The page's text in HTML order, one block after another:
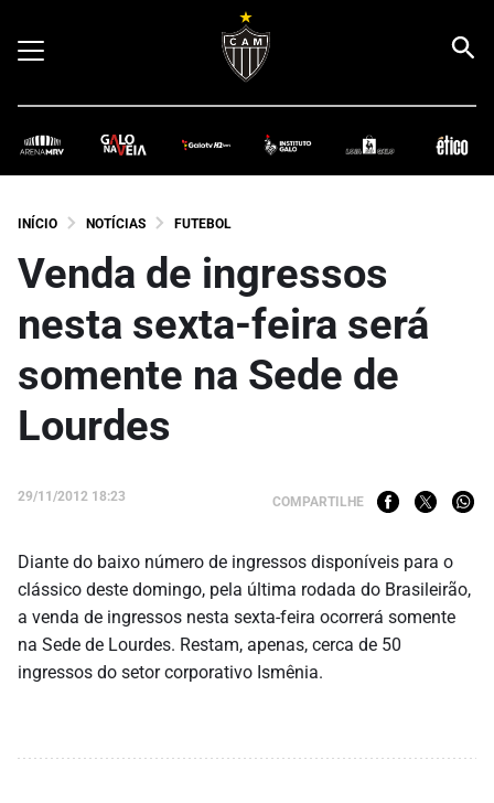
INÍCIO NOTÍCIAS FUTEBOL
Venda de ingressos
nesta sexta-feira será
somente na Sede de
Lourdes
29/11/2012 18:23 COMPARTILHE
Diante do baixo número de ingressos disponíveis para o
clássico deste domingo, pela última rodada do Brasileirão,
a venda de ingressos nesta sexta-feira ocorrerá somente
na Sede de Lourdes. Restam, apenas, cerca de 50
ingressos do setor corporativo Ismênia.